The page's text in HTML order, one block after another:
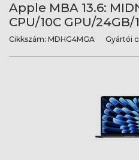
Apple MBA 13.6:
CPU/10C GPU/24GB/
Cikkszám: MDHG4MGA Gyártói